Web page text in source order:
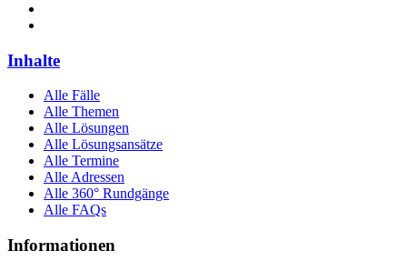
Inhalte
Alle Fälle
Alle Themen
Alle Lösungen
Alle Lösungsansätze
Alle Termine
Alle Adressen
Alle 360° Rundgänge
Alle FAQs
Informationen